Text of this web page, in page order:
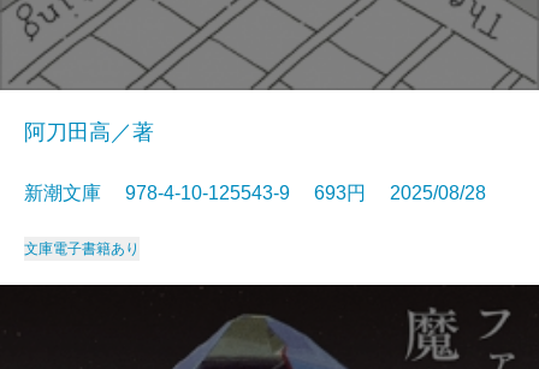
阿刀田高／著
新潮文庫 978-4-10-125543-9 693円 2025/08/28
文庫電子書籍あり